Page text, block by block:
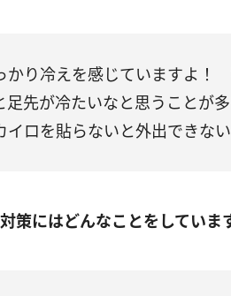
かり冷えを感じていますよ！
足先が冷たいなと思うことが
ロを貼らないと外出できない
にはどんなことをしていま